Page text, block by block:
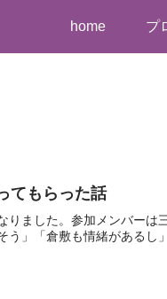
home プ
てもらった話
りました。参加メンバー
う」「倉敷も情緒がある